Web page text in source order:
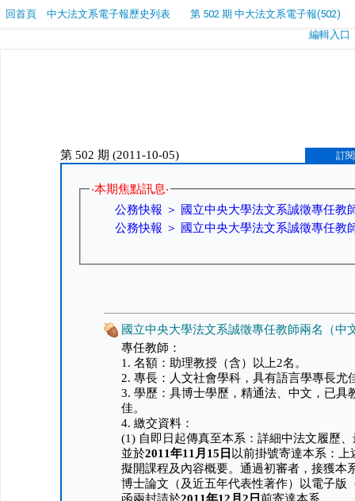
回首頁 中大法文系電子報歷史列表
第 502 期 中大法文系電子報(502)
編輯入口